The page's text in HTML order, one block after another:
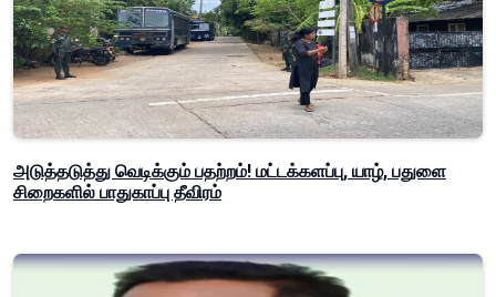
அடுத்தடுத்து வெடிக்கும் பதற்றம்! மட்டக்களப்பு, யாழ், பதுளை
சிறைகளில் பாதுகாப்பு தீவிரம்